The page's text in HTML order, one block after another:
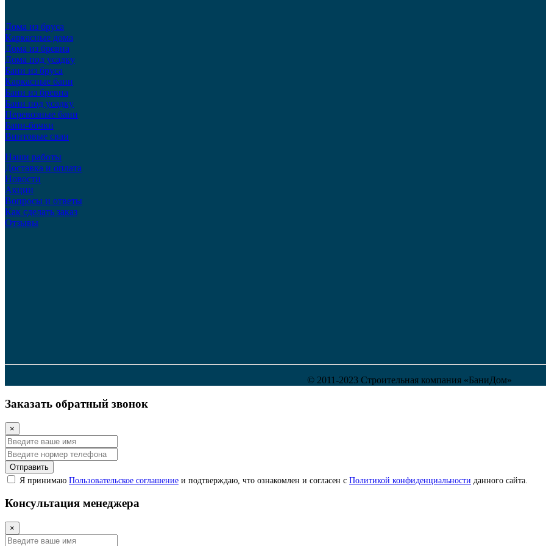
Дома из бруса
Каркасные дома
Дома из бревна
Дома под усадку
Бани из бруса
Каркасные бани
Бани из бревна
Бани под усадку
Перевозные бани
Бани-бочки
Винтовые сваи
Наши работы
Доставка и оплата
Новости
Акции
Вопросы и ответы
Как сделать заказ
Отзывы
© 2011-2023 Строительная компания «БаниДом»
Заказать обратный звонок
×
Отправить
Я принимаю Пользовательское соглашение и подтверждаю, что ознакомлен и согласен с Политикой конфиденциальности данного сайта.
Консультация менеджера
×